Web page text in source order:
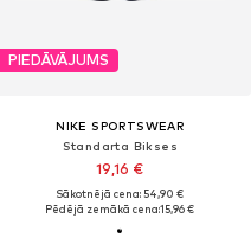
PIEDĀVĀJUMS
NIKE SPORTSWEAR
Standarta Bikses
19,16 €
Sākotnējā cena: 54,90 €
Pēdējā zemākā cena:15,96 €